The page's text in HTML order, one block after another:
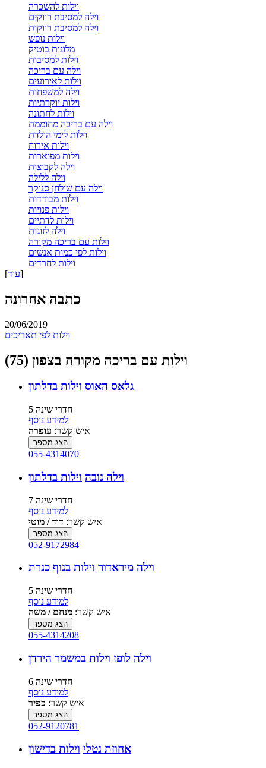
וילות להשכרה
וילה למסיבת רווקים
וילה למסיבת רווקות
וילות נופש
מלונות בוטיק
וילות למסיבות
וילה עם בריכה
וילות לאירועים
וילה למשפחות
וילות יוקרתיות
וילות לחתונה
וילה עם בריכה מחוממת
וילות לימי הולדת
וילות אירוח
וילות מפוארות
וילה לקבוצות
וילה ללילה
וילה עם שולחן סנוקר
וילות מבודדות
וילות פנויות
וילות לדתיים
וילה לזוגות
וילות עם בריכה מקורה
וילות לפי כמות אנשים
וילות לחרדים
[עוד]
כתבה אחרונה
20/06/2019
וילות לפי תאריכים
וילות עם בריכה מקורה בצפון (75)
גלאס האוס וילות בדלתון
5 חדרי שינה
למידע נוסף
איש קשר: עופרה
הצג מספר
055-4314070
וילה נובה וילות בדלתון
7 חדרי שינה
למידע נוסף
איש קשר: דוד / מוטי
הצג מספר
052-9172984
וילה מיראדור וילות בנוף כנרת
5 חדרי שינה
למידע נוסף
איש קשר: מנחם / משה
הצג מספר
055-4314208
וילה לופז וילות במשמר הירדן
6 חדרי שינה
למידע נוסף
איש קשר: כפיר
הצג מספר
052-9120781
אחוזת נטלי וילות בדישון